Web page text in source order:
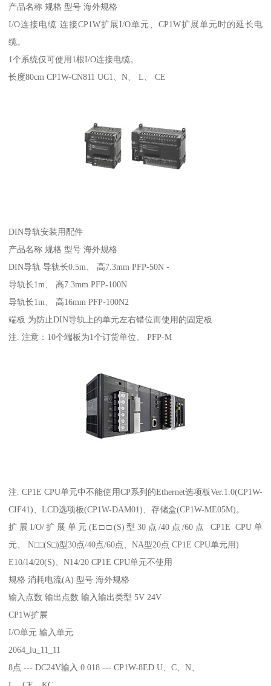
产品名称 规格 型号 海外规格
I/O连接电缆 连接CP1W扩展I/O单元、CP1W扩展单元时的延长电
缆。
1个系统仅可使用1根I/O连接电缆。
长度80cm CP1W-CN811 UC1、N、 L、 CE
DIN导轨安装用配件
产品名称 规格 型号 海外规格
DIN导轨 导轨长0.5m、 高7.3mm PFP-50N -
导轨长1m、 高7.3mm PFP-100N
导轨长1m、 高16mm PFP-100N2
端板 为防止DIN导轨上的单元左右错位而使用的固定板
注. 注意：10个端板为1个订货单位。 PFP-M
注. CP1E CPU单元中不能使用CP系列的Ethernet选项板Ver.1.0(CP1W-
CIF41)、LCD选项板(CP1W-DAM01)、存储盒(CP1W-ME05M)。
扩展I/O/扩展单元(E□□(S)型30点/40点/60点 CP1E CPU单
元、 N□□(S□)型30点/40点/60点、NA型20点 CP1E CPU单元用)
E10/14/20(S)、N14/20 CP1E CPU单元不使用
规格 消耗电流(A) 型号 海外规格
输入点数 输出点数 输入输出类型 5V 24V
CP1W扩展
I/O单元 输入单元
2064_lu_11_11
8点 --- DC24V输入 0.018 --- CP1W-8ED U、C、N、